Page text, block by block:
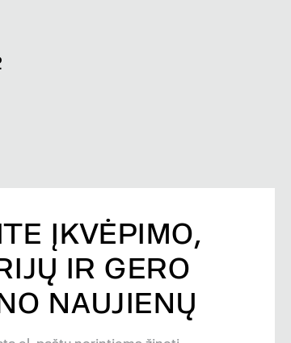
ĮKVĖPIMO,
IR GERO
NAUJIENŲ